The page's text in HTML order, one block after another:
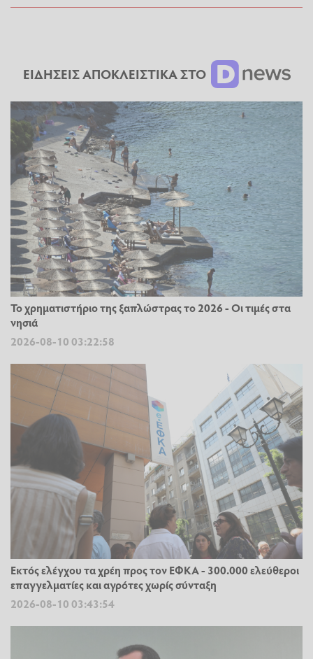
ΕΙΔΗΣΕΙΣ ΑΠΟΚΛΕΙΣΤΙΚΑ ΣΤΟ
Το χρηματιστήριο της ξαπλώστρας το 2026 - Οι τιμές στα
νησιά
2026-08-10 03:22:58
Εκτός ελέγχου τα χρέη προς τον ΕΦΚΑ - 300.000 ελεύθεροι
επαγγελματίες και αγρότες χωρίς σύνταξη
2026-08-10 03:43:54